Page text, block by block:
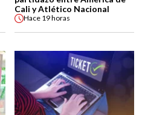
Cali y Atlético Nacional
Hace 19 horas